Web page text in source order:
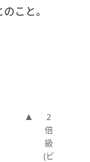
こと。
2
倍
級
(ビ